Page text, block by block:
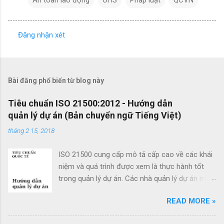
x
é
t
Đăng nhận xét
Bài đăng phổ biến từ blog này
Tiêu chuẩn ISO 21500:2012 - Hướng dẫn
quản lý dự án (Bản chuyển ngữ Tiếng Việt)
tháng 2 15, 2018
ISO 21500 cung cấp mô tả cấp cao về các khái
niệm và quá trình được xem là thực hành tốt
trong quản lý dự án. Các nhà quản lý dự án mới
nghiệm có thể sử dụng hướng dẫn quản lý dự
án theo tiêu chuẩn này để cải thiện thành công
READ MORE »